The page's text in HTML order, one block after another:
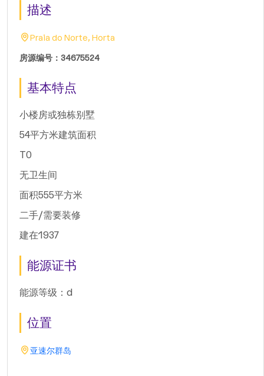
描述
Praia do Norte, Horta
房源编号：34675524
基本特点
小楼房或独栋别墅
54平方米建筑面积
T0
无卫生间
面积555平方米
二手/需要装修
建在1937
能源证书
能源等级：d
位置
亚速尔群岛